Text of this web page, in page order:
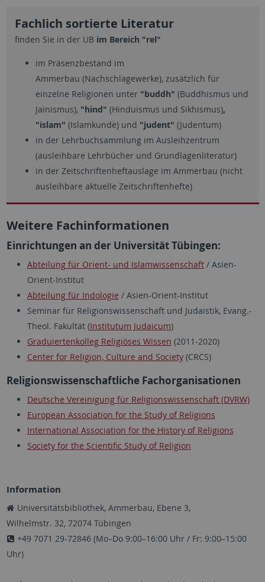
Fachlich sortierte Literatur
finden Sie in der UB im Bereich "rel"
im Präsenzbestand im
Ammerbau (Nachschlagewerke), zusätzlich für
einzelne Religionen unter "buddh" (Buddhismus und
Jainismus), "hind" (Hinduismus und Sikhismus),
"islam" (Islamkunde) und "judent" (Judentum)
in der Lehrbuchsammlung im Ausleihzentrum
(ausleihbare Lehrbücher und Grundlagenliteratur)
in der Zeitschriftenheftauslage im Ammerbau (nicht
ausleihbare aktuelle Zeitschriftenhefte)
Weitere Fachinformationen
Einrichtungen an der Universität Tübingen:
Abteilung für Orient- und Islamwissenschaft/ Asien-
Orient-Institut
Abteilung für Indologie / Asien-Orient-Institut
Seminar für Religionswissenschaft und Judaistik, Evang.-
Theol. Fakultät (Institutum Judaicum)
Graduiertenkolleg Religiöses Wissen (2011-2020)
Center for Religion, Culture and Society(CRCS)
Religionswissenschaftliche Fachorganisationen
Deutsche Vereinigung für Religionswissenschaft (DVRW)
European Association for the Study of Religions
International Association for the History of Religions
Society for the Scientific Study of Religion
Information
Universitätsbibliothek, Ammerbau, Ebene 3,
Wilhelmstr. 32, 72074 Tübingen
+49 7071 29-72846 (Mo–Do 9:00–16:00 Uhr / Fr: 9:00–15:00
Uhr)